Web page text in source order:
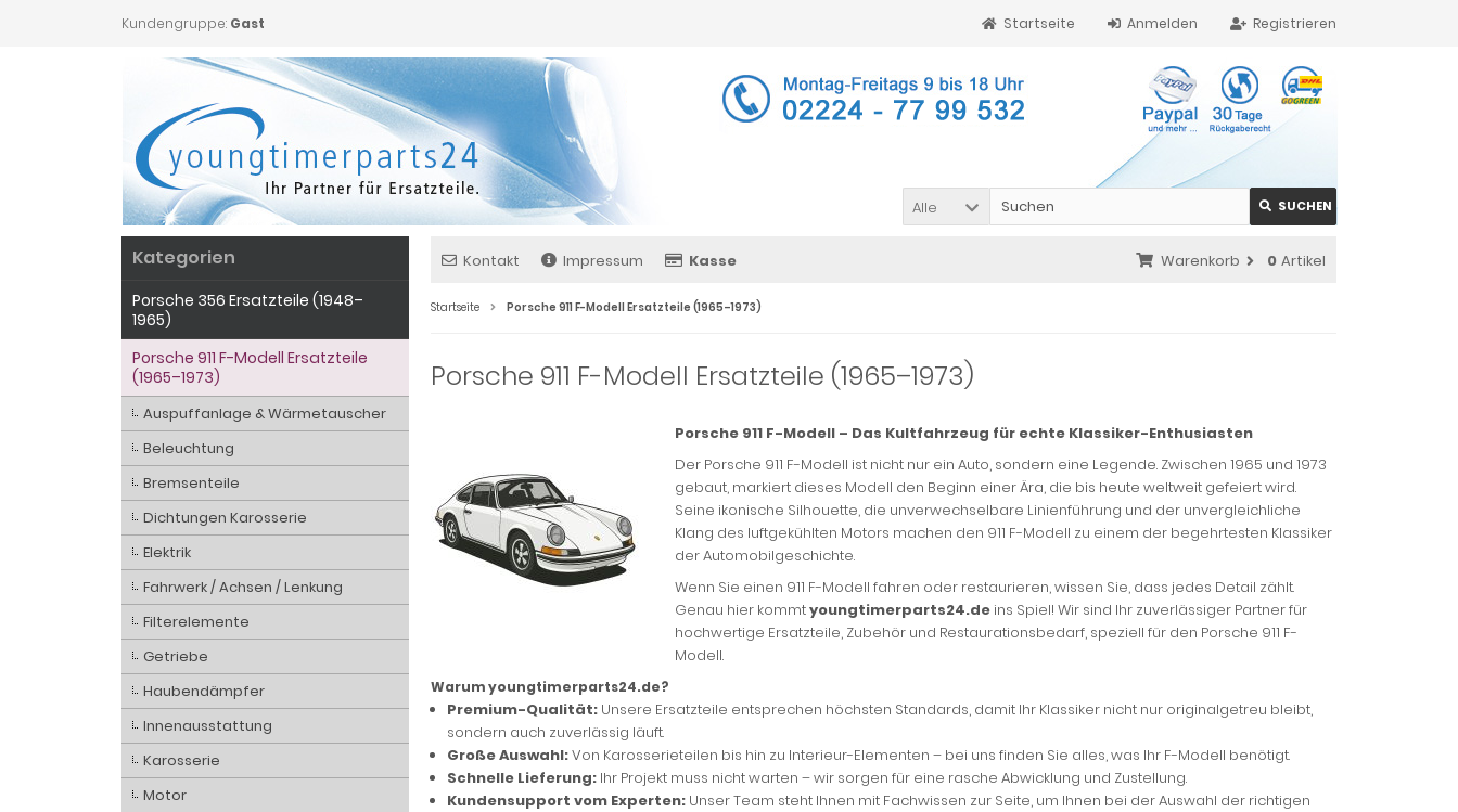
Kundengruppe: Gast Registrieren
Anmelden
Startseite
Alle SUCHEN
Kontakt Impressum Kasse Warenkorb 0 Artikel
Startseite Porsche 911 F-Modell Ersatzteile (1965–1973)
Porsche 911 F-Modell Ersatzteile (1965–1973)
Porsche 911 F-Modell – Das Kultfahrzeug für echte Klassiker-Enthusiasten
Der Porsche 911 F-Modell ist nicht nur ein Auto, sondern eine Legende. Zwischen 1965 und 1973
gebaut, markiert dieses Modell den Beginn einer Ära, die bis heute weltweit gefeiert wird.
Seine ikonische Silhouette, die unverwechselbare Linienführung und der unvergleichliche
Klang des luftgekühlten Motors machen den 911 F-Modell zu einem der begehrtesten Klassiker
der Automobilgeschichte.
Wenn Sie einen 911 F-Modell fahren oder restaurieren, wissen Sie, dass jedes Detail zählt.
Genau hier kommtyoungtimerparts24.de ins Spiel! Wir sind Ihr zuverlässiger Partner für
hochwertige Ersatzteile, Zubehör und Restaurationsbedarf, speziell für den Porsche 911 F-
Modell.
Warum youngtimerparts24.de?
Premium-Qualität: Unsere Ersatzteile entsprechen höchsten Standards, damit Ihr Klassiker nicht nur originalgetreu bleibt,
sondern auch zuverlässig läuft.
Große Auswahl:Von Karosserieteilen bis hin zu Interieur-Elementen – bei uns finden Sie alles, was Ihr F-Modell benötigt.
Schnelle Lieferung: Ihr Projekt muss nicht warten – wir sorgen für eine rasche Abwicklung und Zustellung.
Kundensupport vom Experten: Unser Team steht Ihnen mit Fachwissen zur Seite, um Ihnen bei der Auswahl der richtigen
Kategorien
Porsche 356 Ersatzteile (1948–
1965)
Porsche 911 F-Modell Ersatzteile
(1965–1973)
Auspuffanlage & Wärmetauscher
Beleuchtung
Bremsenteile
Dichtungen Karosserie
Elektrik
Fahrwerk / Achsen / Lenkung
Filterelemente
Getriebe
Haubendämpfer
Innenausstattung
Karosserie
Motor